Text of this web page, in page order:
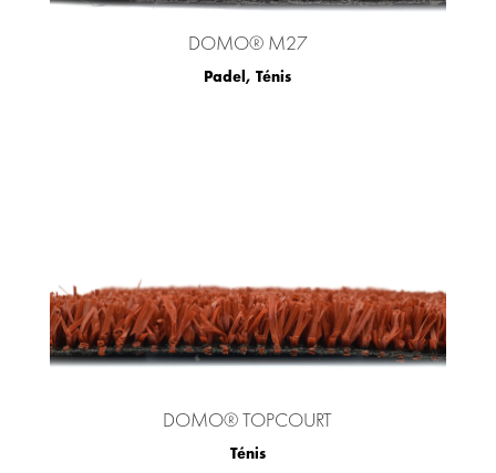
DOMO® M27
Padel,Ténis
DOMO® TOPCOURT
Ténis